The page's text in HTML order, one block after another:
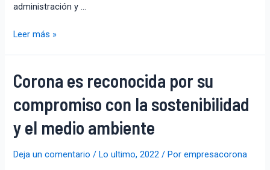
administración y …
Leer más »
Corona es reconocida por su
compromiso con la sostenibilidad
y el medio ambiente
Deja un comentario /Lo ultimo,2022 / Porempresacorona